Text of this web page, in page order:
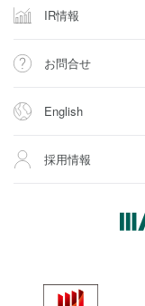
IR情報
お問合せ
English
採用情報